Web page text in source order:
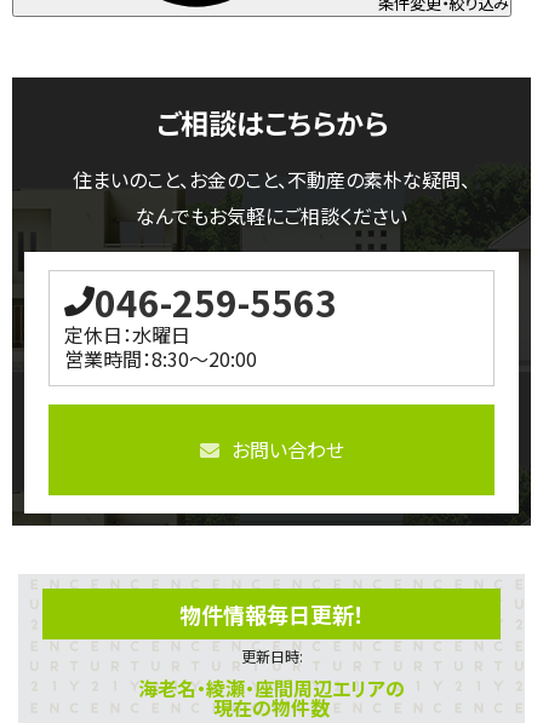
ご相談はこちらから
住まいのこと、お金のこと、不動産の素朴な疑問、
なんでもお気軽にご相談ください
046-259-5563
定休日：水曜日
営業時間：8:30～20:00
お問い合わせ
物件情報毎日更新！
更新日時:
海老名・綾瀬・座間周辺エリアの
現在の物件数